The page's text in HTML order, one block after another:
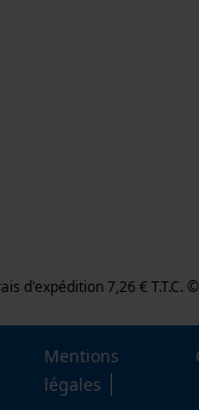
d'expédition 7,26 €
Mentions
légales